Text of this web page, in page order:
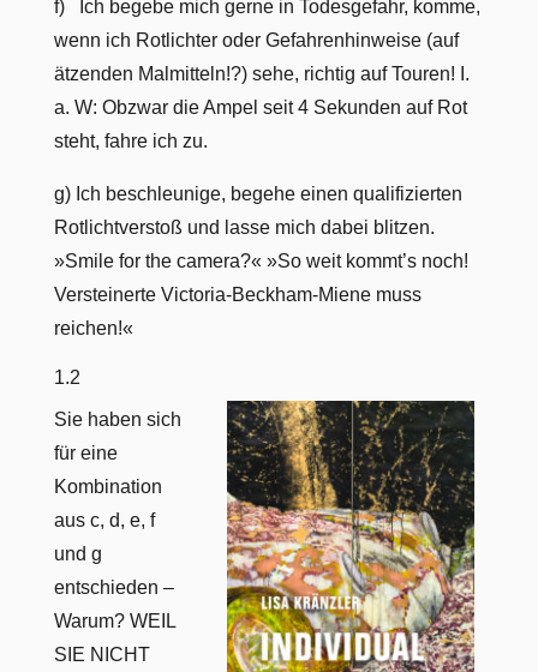
f) Ich begebe mich gerne in Todesgefahr, komme,
wenn ich Rotlichter oder Gefahrenhinweise (auf
ätzenden Malmitteln!?) sehe, richtig auf Touren! I.
a. W: Obzwar die Ampel seit 4 Sekunden auf Rot
steht, fahre ich zu.
g) Ich beschleunige, begehe einen qualifizierten
Rotlichtverstoß und lasse mich dabei blitzen.
»Smile for the camera?« »So weit kommt’s noch!
Versteinerte Victoria-Beckham-Miene muss
reichen!«
1.2
Sie haben sich
für eine
Kombination
aus c, d, e, f
und g
entschieden –
Warum? WEIL
SIE NICHT